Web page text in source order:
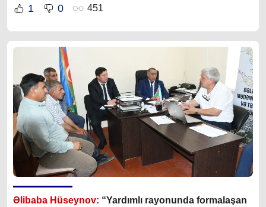
1 0 451
Əlibaba Hüseynov: “Yardımlı rayonunda formalaşan